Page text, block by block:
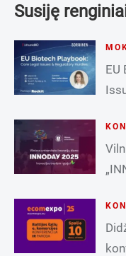
Susiję
EU